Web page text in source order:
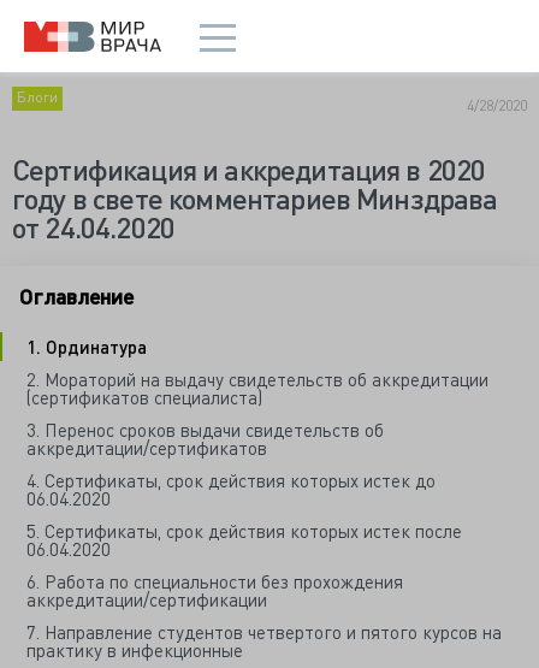
Блоги 4/28/2020
Сертификация и аккредитация в 2020
году в свете комментариев Минздрава
от 24.04.2020
Оглавление
1. Ординатура
2. Мораторий на выдачу свидетельств об аккредитации
(сертификатов специалиста)
3. Перенос сроков выдачи свидетельств об
аккредитации/сертификатов
4. Сертификаты, срок действия которых истек до
06.04.2020
5. Сертификаты, срок действия которых истек после
06.04.2020
6. Работа по специальности без прохождения
аккредитации/сертификации
7. Направление студентов четвертого и пятого курсов на
практику в инфекционные